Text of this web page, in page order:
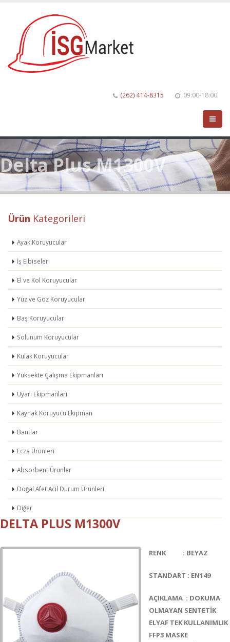
(262) 414-8315 09:00-18:00
Delta Plus M1300V
Ürün Kategorileri
Ayak Koruyucular
İş Elbiseleri
El ve Kol Koruyucular
Yüz ve Göz Koruyucular
Baş Koruyucular
Solunum Koruyucular
Kulak Koruyucular
Yüksekte Çalışma Ekipmanları
Uyarı Ekipmanları
Kaynak Koruyucu Ekipman
Bantlar
Ecza Ürünleri
Absorbent Ürünler
Doğal Afet Acil Durum Ürünleri
Diğer
DELTA PLUS M1300V
RENK : BEYAZ
STANDART : EN149
AÇIKLAMA : DOKUMA
OLMAYAN SENTETİK
ELYAF TEK KULLANIMLIK
FFP3 MASKE